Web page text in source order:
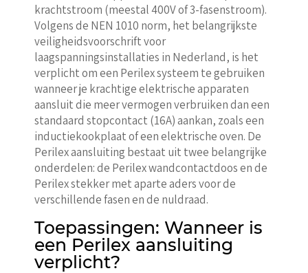
krachtstroom (meestal 400V of 3-fasenstroom).
Volgens de NEN 1010 norm, het belangrijkste
veiligheidsvoorschrift voor
laagspanningsinstallaties in Nederland, is het
verplicht om een Perilex systeem te gebruiken
wanneer je krachtige elektrische apparaten
aansluit die meer vermogen verbruiken dan een
standaard stopcontact (16A) aankan, zoals een
inductiekookplaat of een elektrische oven. De
Perilex aansluiting bestaat uit twee belangrijke
onderdelen: de Perilex wandcontactdoos en de
Perilex stekker met aparte aders voor de
verschillende fasen en de nuldraad.
Toepassingen: Wanneer is
een Perilex aansluiting
verplicht?